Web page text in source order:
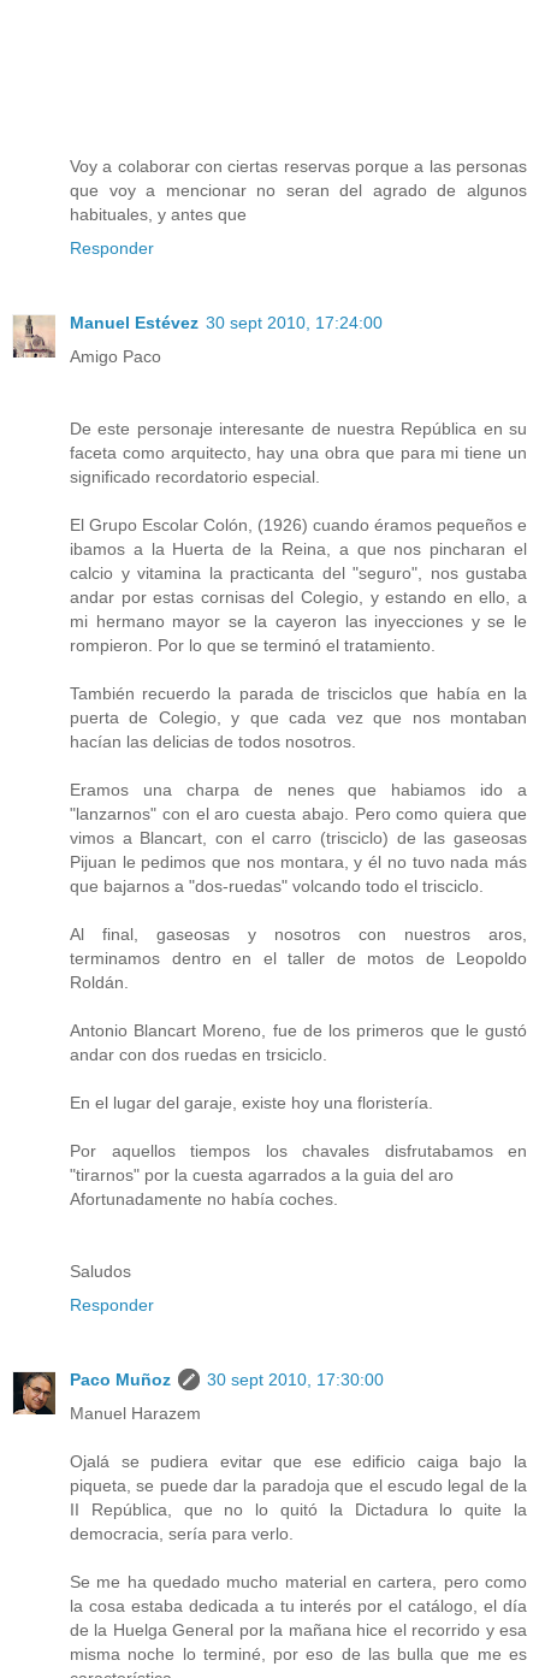
Voy a colaborar con ciertas reservas porque a las personas
que voy a mencionar no seran del agrado de algunos
habituales, y antes que
Responder
Manuel Estévez 30 sept 2010, 17:24:00
Amigo Paco
De este personaje interesante de nuestra República en su
faceta como arquitecto, hay una obra que para mi tiene un
significado recordatorio especial.
El Grupo Escolar Colón, (1926) cuando éramos pequeños e
ibamos a la Huerta de la Reina, a que nos pincharan el
calcio y vitamina la practicanta del "seguro", nos gustaba
andar por estas cornisas del Colegio, y estando en ello, a
mi hermano mayor se la cayeron las inyecciones y se le
rompieron. Por lo que se terminó el tratamiento.
También recuerdo la parada de trisciclos que había en la
puerta de Colegio, y que cada vez que nos montaban
hacían las delicias de todos nosotros.
Eramos una charpa de nenes que habiamos ido a
"lanzarnos" con el aro cuesta abajo. Pero como quiera que
vimos a Blancart, con el carro (trisciclo) de las gaseosas
Pijuan le pedimos que nos montara, y él no tuvo nada más
que bajarnos a "dos-ruedas" volcando todo el trisciclo.
Al final, gaseosas y nosotros con nuestros aros,
terminamos dentro en el taller de motos de Leopoldo
Roldán.
Antonio Blancart Moreno, fue de los primeros que le gustó
andar con dos ruedas en trsiciclo.
En el lugar del garaje, existe hoy una floristería.
Por aquellos tiempos los chavales disfrutabamos en
"tirarnos" por la cuesta agarrados a la guia del aro
Afortunadamente no había coches.
Saludos
Responder
Paco Muñoz
30 sept 2010, 17:30:00
Manuel Harazem
Ojalá se pudiera evitar que ese edificio caiga bajo la
piqueta, se puede dar la paradoja que el escudo legal de la
II República, que no lo quitó la Dictadura lo quite la
democracia, sería para verlo.
Se me ha quedado mucho material en cartera, pero como
la cosa estaba dedicada a tu interés por el catálogo, el día
de la Huelga General por la mañana hice el recorrido y esa
misma noche lo terminé, por eso de las bulla que me es